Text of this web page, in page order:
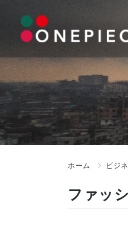
content
ホーム ビジ
ファッ